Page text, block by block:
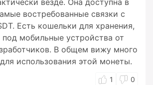
везде. Она доступна в
востребованные связки с
Есть кошельки для хранения,
мобильные устройства от
В общем вижу много
использования этой монеты.
1 0